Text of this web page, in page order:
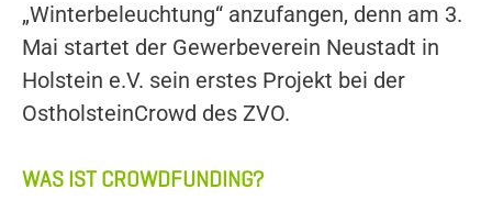
„Winterbeleuchtung“ anzufangen, denn am 3.
Mai startet der Gewerbeverein Neustadt in
Holstein e.V. sein erstes Projekt bei der
OstholsteinCrowd des ZVO.
WAS IST CROWDFUNDING?